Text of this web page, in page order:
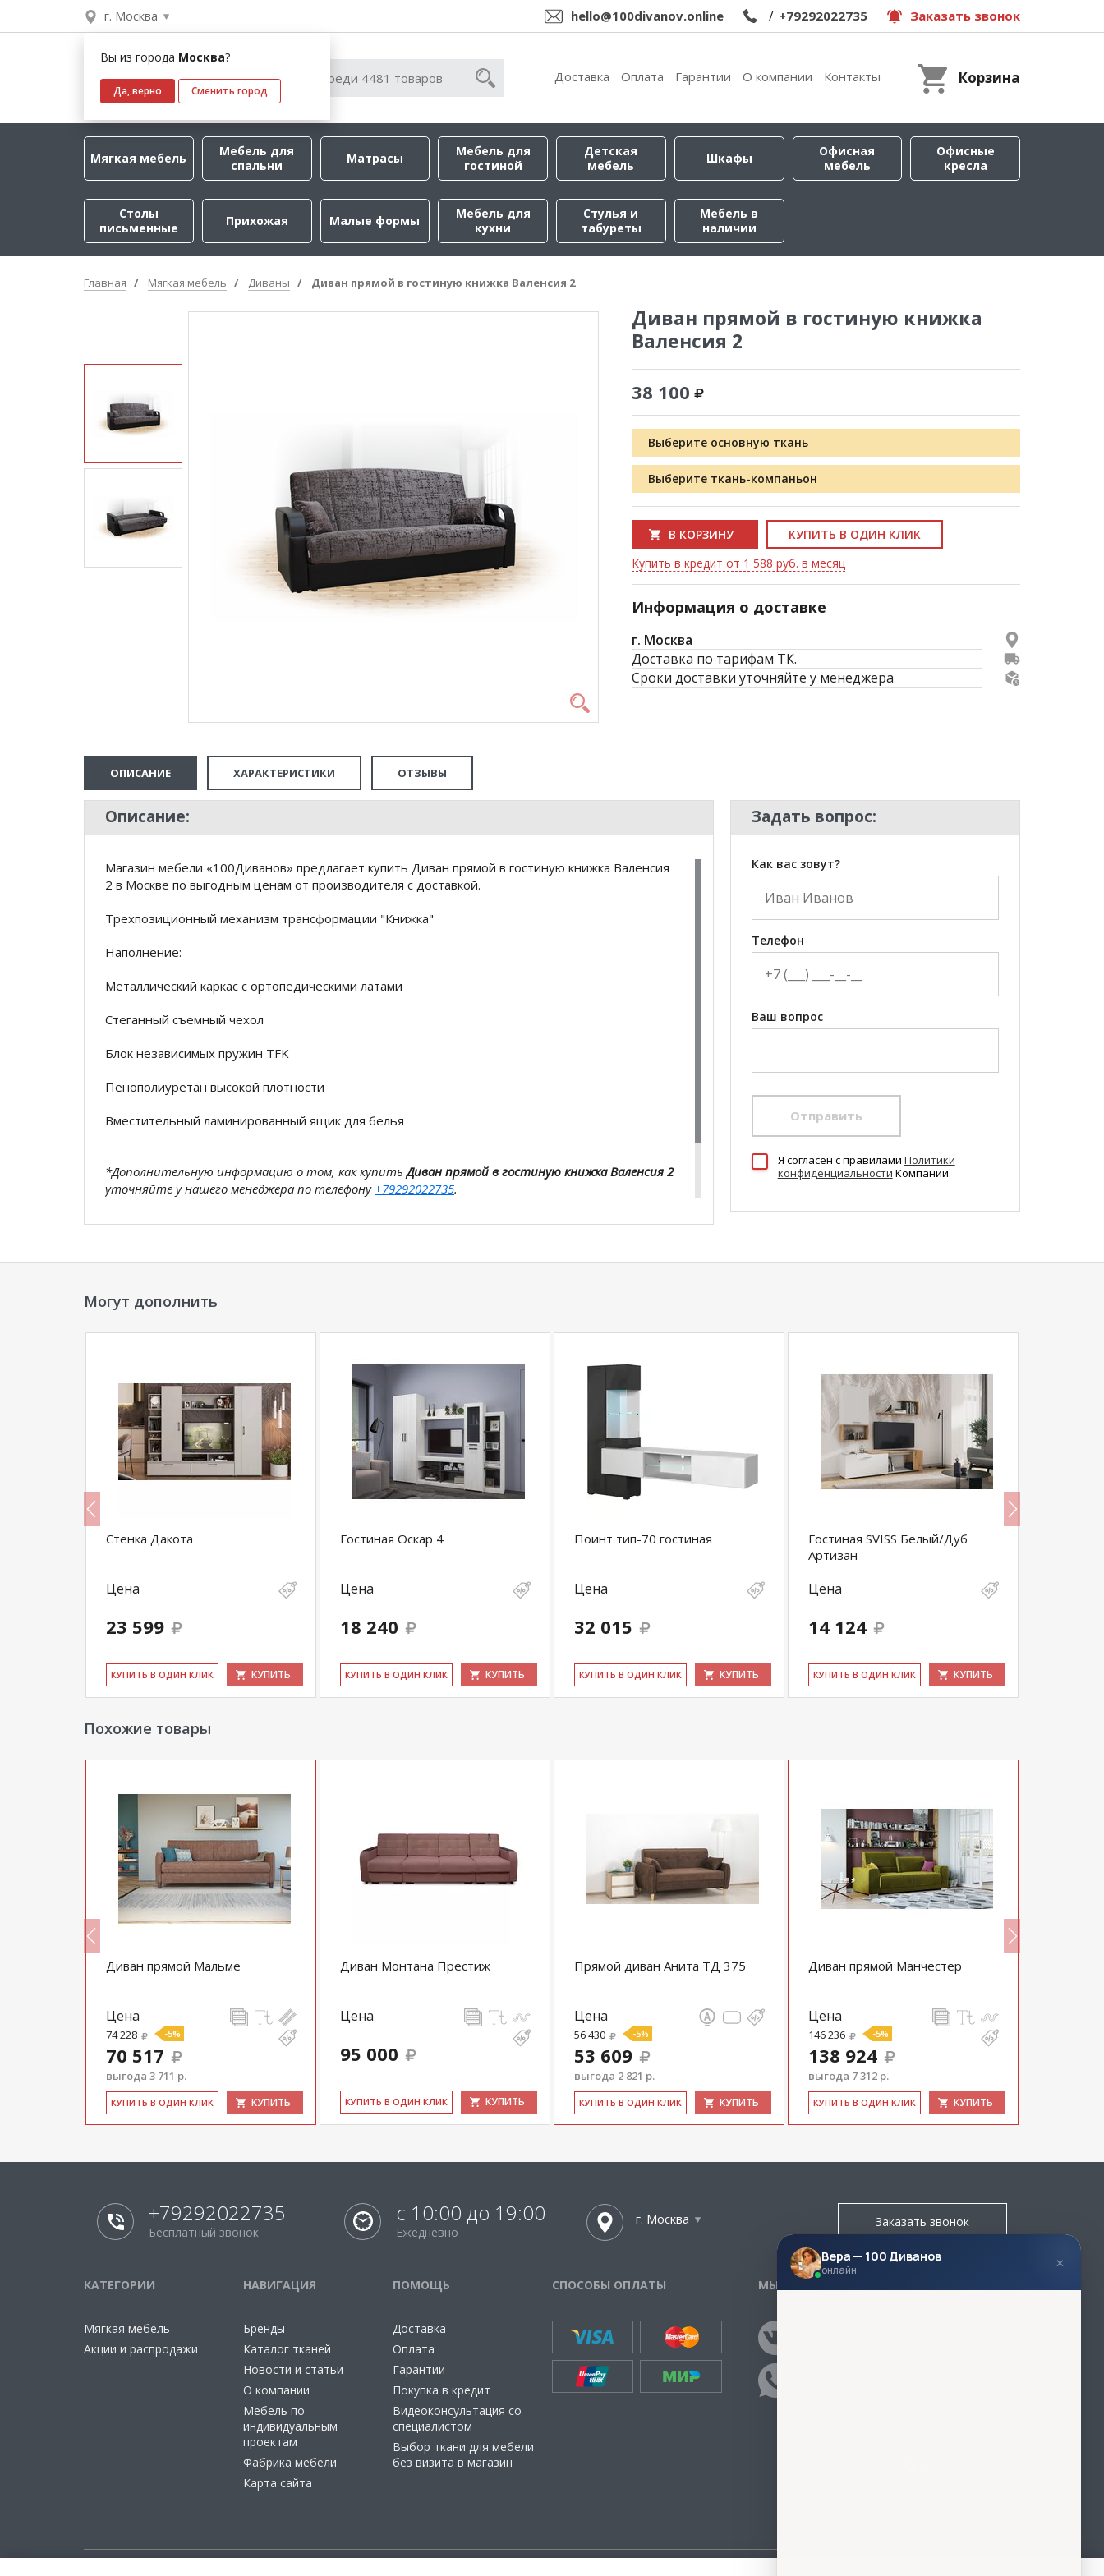
г. Москва
Вы из города Москва?
Да, верно Сменить город
hello@100divanov.online / +79292022735 Заказать звонок
Доставка Оплата Гарантии О компании Контакты Корзина
Мягкая мебель
Мебель для
спальни
Матрасы
Мебель для
гостиной
Детская
мебель
Шкафы
Офисная
мебель
Офисные
кресла
Столы
письменные
Прихожая Малые формы
Мебель для
кухни
Стулья и
табуреты
Мебель в
наличии
Главная Мягкая мебель Диваны Диван прямой в гостиную книжка Валенсия 2
Диван прямой в гостиную книжка
Валенсия 2
38 100
Выберите основную ткань
Выберите ткань-компаньон
В КОРЗИНУ
КУПИТЬ В ОДИН КЛИК
Купить в кредит от 1 588 руб. в месяц
Информация о доставке
г. Москва
Доставка по тарифам ТК.
Сроки доставки уточняйте у менеджера
ОПИСАНИЕ ХАРАКТЕРИСТИКИ ОТЗЫВЫ
Описание:
Магазин мебели «100Диванов» предлагает купить Диван прямой в гостиную книжка Валенсия
2 в Москве по выгодным ценам от производителя с доставкой.
Трехпозиционный механизм трансформации "Книжка"
Наполнение:
Металлический каркас с ортопедическими латами
Стеганный съемный чехол
Блок независимых пружин TFK
Пенополиуретан высокой плотности
Вместительный ламинированный ящик для белья
*Дополнительную информацию о том, как купитьДиван прямой в гостиную книжка Валенсия 2
уточняйте у нашего менеджера по телефону +79292022735.
**Цены на официальном сайте100диванов.com действительны только для интернет-
Задать вопрос:
Как вас зовут?
Телефон
Ваш вопрос
Отправить
Я согласен c правилами Политики
конфиденциальности Компании.
Могут дополнить
Стенка Дакота
Цена
23 599
КУ­ПИТЬ В ОДИН КЛИК КУПИТЬ
Гостиная Оскар 4
Цена
18 240
КУ­ПИТЬ В ОДИН КЛИК КУПИТЬ
Поинт тип-70 гостиная
Цена
32 015
КУ­ПИТЬ В ОДИН КЛИК КУПИТЬ
Гостиная SVISS Белый/Дуб
Артизан
Цена
14 124
КУ­ПИТЬ В ОДИН КЛИК КУПИТЬ
Похожие товары
Диван прямой Мальме
Цена
74 228 -5%
70 517
выгода 3 711 р.
КУ­ПИТЬ В ОДИН КЛИК КУПИТЬ
Диван Монтана Престиж
Цена
95 000
КУ­ПИТЬ В ОДИН КЛИК КУПИТЬ
Прямой диван Анита ТД 375
Цена
56 430 -5%
53 609
выгода 2 821 р.
КУ­ПИТЬ В ОДИН КЛИК КУПИТЬ
Диван прямой Манчестер
Цена
146 236 -5%
138 924
выгода 7 312 р.
КУ­ПИТЬ В ОДИН КЛИК КУПИТЬ
+79292022735
Бесплатный звонок
с 10:00 до 19:00
Ежедневно
г. Москва Заказать звонок
КАТЕГОРИИ
Мягкая мебель
Акции и распродажи
НАВИГАЦИЯ
Бренды
Каталог тканей
Новости и статьи
О компании
Мебель по
индивидуальным
проектам
Фабрика мебели
Карта сайта
ПОМОЩЬ
Доставка
Оплата
Гарантии
Покупка в кредит
Видеоконсультация со
специалистом
Выбор ткани для мебели
без визита в магазин
СПОСОБЫ ОПЛАТЫ МЫ В СОЦСЕТЯХ
Вера — 100 Диванов
онлайн ×